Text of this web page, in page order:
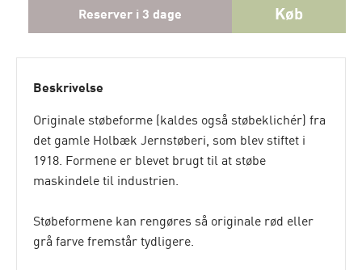
Reserver i 3 dage Køb
Beskrivelse
Originale støbeforme (kaldes også støbeklichér) fra
det gamle Holbæk Jernstøberi, som blev stiftet i
1918. Formene er blevet brugt til at støbe
maskindele til industrien.
Støbeformene kan rengøres så originale rød eller
grå farve fremstår tydligere.